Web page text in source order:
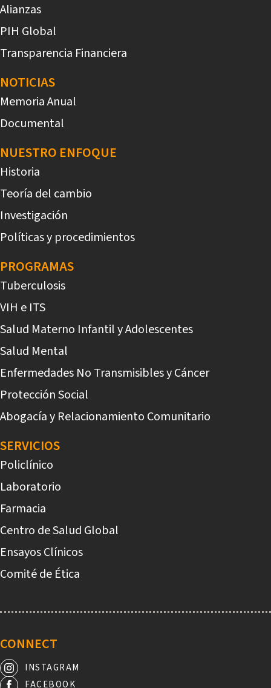
CONNECT
INSTAGRAM
FACEBOOK
Alianzas
PIH Global
Transparencia Financiera
NOTICIAS
Memoria Anual
Documental
NUESTRO ENFOQUE
Historia
Teoría del cambio
Investigación
Políticas y procedimientos
PROGRAMAS
Tuberculosis
VIH e ITS
Salud Materno Infantil y Adolescentes
Salud Mental
Enfermedades No Transmisibles y Cáncer
Protección Social
Abogacía y Relacionamiento Comunitario
SERVICIOS
Policlínico
Laboratorio
Farmacia
Centro de Salud Global
Ensayos Clínicos
Comité de Ética